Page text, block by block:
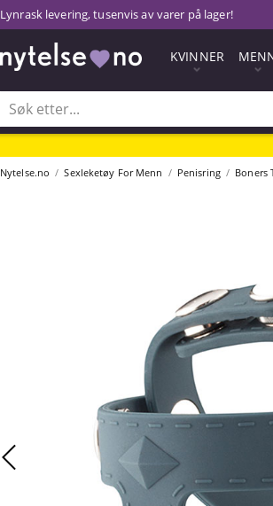
Lynrask levering, tusenvis av varer på lager!
KVINNER
Nytelse.no Sexleketøy For Menn Penisring Boners